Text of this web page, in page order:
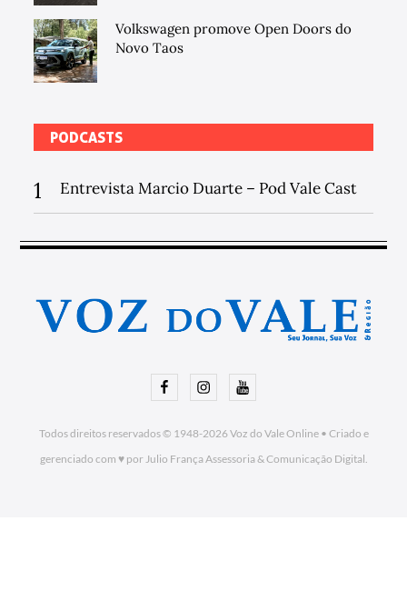
Volkswagen promove Open Doors do
Novo Taos
PODCASTS
1 Entrevista Marcio Duarte – Pod Vale Cast
FacebookInstagramYoutube
Todos direitos reservados © 1948-2026Voz do Vale Online• Criado e
gerenciado com ♥ por Julio França Assessoria& Comunicação Digital.